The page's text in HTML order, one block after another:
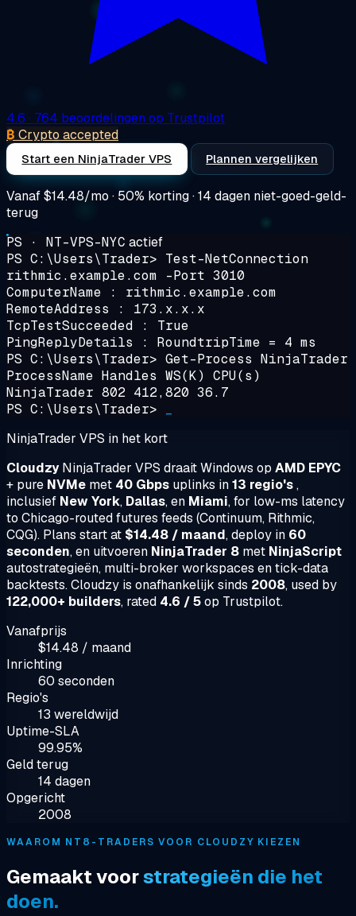
4.6 · 764 beoordelingen op Trustpilot
₿ Crypto accepted
Start een NinjaTrader VPS Plannen vergelijken
Vanaf$14.48/mo · 50% korting · 14 dagen niet-goed-geld-
terug
PS · NT-VPS-NYC actief
PS C:\Users\Trader> Test-NetConnection
rithmic.example.com -Port 3010
ComputerName : rithmic.example.com
RemoteAddress : 173.x.x.x
TcpTestSucceeded : True
PingReplyDetails : RoundtripTime = 4 ms
PS C:\Users\Trader> Get-Process NinjaTrader
ProcessName Handles WS(K) CPU(s)
NinjaTrader 802 412,820 36.7
PS C:\Users\Trader>
NinjaTrader VPS in het kort
CloudzyNinjaTrader VPS draait Windows op AMD EPYC
+ pure NVMe met 40 Gbps uplinks in13 regio's,
inclusief New York, Dallas, en Miami, for low-ms latency
to Chicago-routed futures feeds (Continuum, Rithmic,
CQG). Plans start at $14.48 / maand, deploy in 60
seconden, en uitvoeren NinjaTrader 8 met NinjaScript
autostrategieën, multi-broker workspaces en tick-data
backtests. Cloudzy is onafhankelijk sinds 2008, used by
122,000+ builders, rated 4.6 / 5op Trustpilot.
Vanafprijs
$14.48 / maand
Inrichting
60 seconden
Regio's
13 wereldwijd
Uptime-SLA
99.95%
Geld terug
14 dagen
Opgericht
2008
WAAROM NT8-TRADERS VOOR CLOUDZY KIEZEN
Gemaakt voorstrategieën die het
doen.